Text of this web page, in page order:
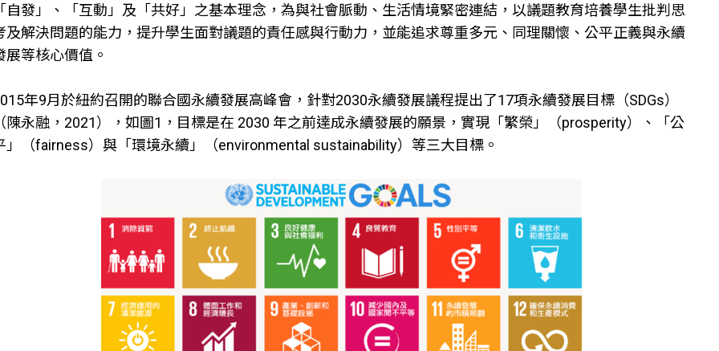
「自發」、「互動」及「共好」之基本理念，為與社會脈動、生活情境緊密連結，以議題教育培養學生批判思
及解決問題的能力，提升學生面對議題的責任感與行動力，並能追求尊重多元、同理關懷、公平正義與永續
展等核心價值。
年9月於紐約召開的聯合國永續發展高峰會，針對2030永續發展議程提出了17項永續發展目標（SDGs）
（陳永融，2021），如圖1，目標是在 2030 年之前達成永續發展的願景，實現「繁榮」（prosperity）、「公
」（fairness）與「環境永續」（environmental sustainability）等三大目標。